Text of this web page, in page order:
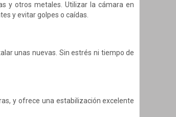
y otros metales. Utilizar la cámara en
y evitar golpes o caídas.
unas nuevas. Sin estrés ni tiempo de
y ofrece una estabilización excelente